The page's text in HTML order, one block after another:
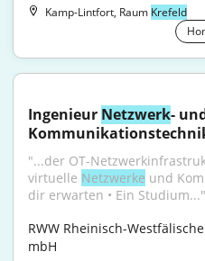
Kamp-Lintfort, Raum Krefeld
Ingenieur Netzwerk-
"...der OT-
virtuelle Netzwerke und
dir erwarten • Ein Studium..."
RWW Rheinisch-
mbH